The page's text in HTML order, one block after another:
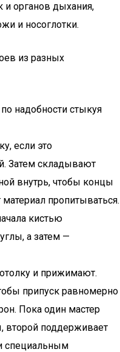
и органов дыхания,
и носоглотки.
из разных
надобности стыкуя
если это
Затем складывают
внутрь, чтобы концы
пропитываться.
кистью
а затем —
и прижимают.
припуск равномерно
Пока один мастер
второй поддерживает
специальным